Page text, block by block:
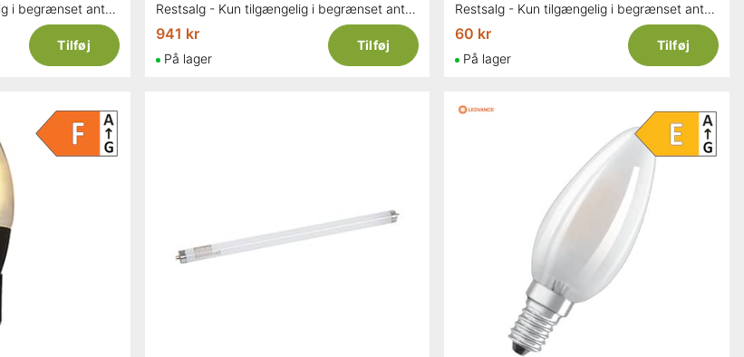
Restsalg - Kun tilgængelig i begrænset antal og så længe lager haves
Tilføj
Restsalg - Kun tilgængelig i begrænset antal og så længe lager haves
941 kr
På lager
Tilføj
Restsalg - Kun tilgængelig i begrænset antal og så længe lager haves
60 kr
På lager
Tilføj